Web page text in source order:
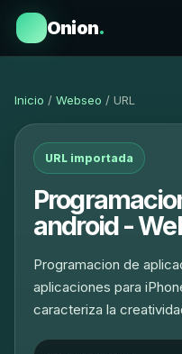
Onion.
Inicio / Webseo / URL
URL importada
android -
Programacion de
aplicaciones para
caracteriza la